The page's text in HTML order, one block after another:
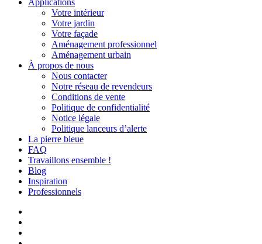
Votre intérieur
Votre jardin
Votre façade
Aménagement professionnel
Aménagement urbain
À propos de nous
Nous contacter
Notre réseau de revendeurs
Conditions de vente
Politique de confidentialité
Notice légale
Politique lanceurs d’alerte
La pierre bleue
FAQ
Travaillons ensemble !
Blog
Inspiration
Professionnels